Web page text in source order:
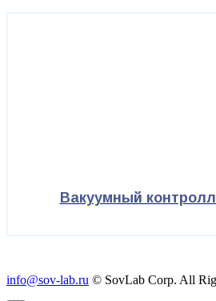
Вакуумный
info@sov-lab.ru © SovLab Corp. All